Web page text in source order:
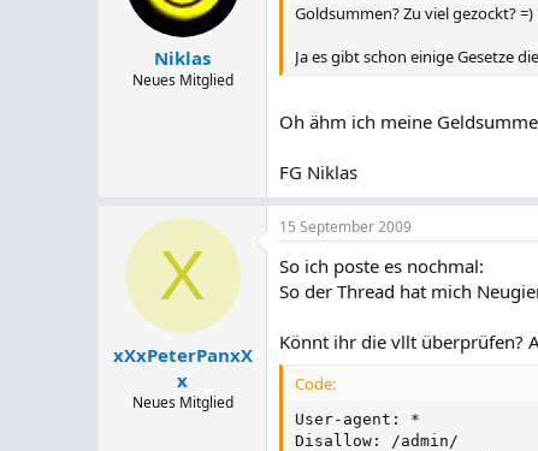
Niklas
Neues Mitglied
Goldsummen? Zu viel gezockt? =)
Ja es gibt schon einige Gesetze
Oh ähm ich meine
FG Niklas
X
xXxPeterPanxX
x
Neues Mitglied
15 September 2009
So ich poste es nochmal:
So der Thread hat mich
Könnt ihr die vllt überprüfen?
Code:
User-agent: *
Disallow: /admin/